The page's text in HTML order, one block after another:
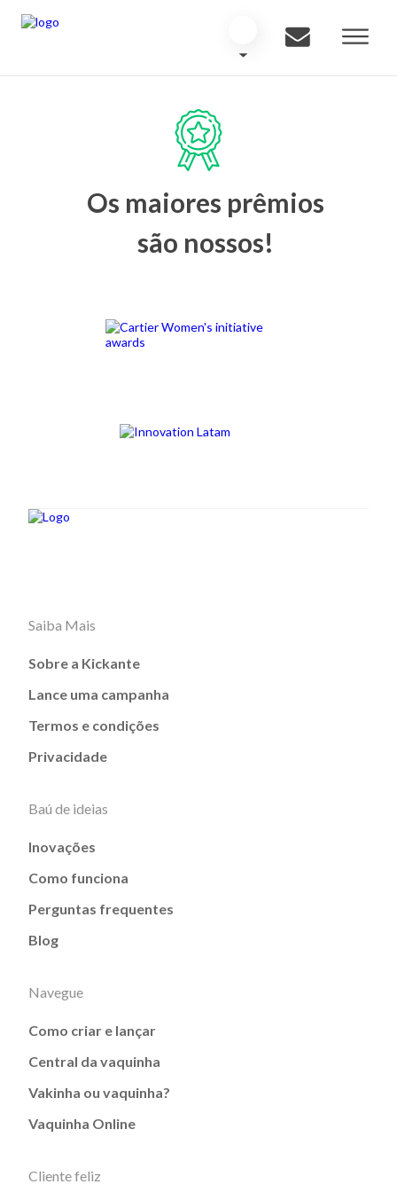
Os maiores prêmios
são nossos!
Saiba Mais
Sobre a Kickante
Lance uma campanha
Termos e condições
Privacidade
Baú de ideias
Inovações
Como funciona
Perguntas frequentes
Blog
Navegue
Como criar e lançar
Central da vaquinha
Vakinha ou vaquinha?
Vaquinha Online
Cliente feliz